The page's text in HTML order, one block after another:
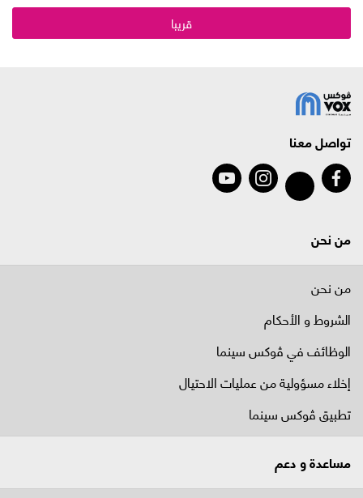
قريبا
تواصل معنا
من نحن
من نحن
الشروط و الأحكام
الوظائف في ﭬوكس سينما
إخلاء مسؤولية من عمليات الاحتيال
تطبيق ڤوكس سينما
مساعدة و دعم